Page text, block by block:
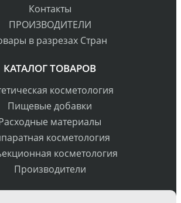
Контакты
ПРОИЗВОДИТЕЛИ
в разрезах Стран
КАТАЛОГ ТОВАРОВ
косметология
Пищевые добавки
материалы
косметология
косметология
Производители